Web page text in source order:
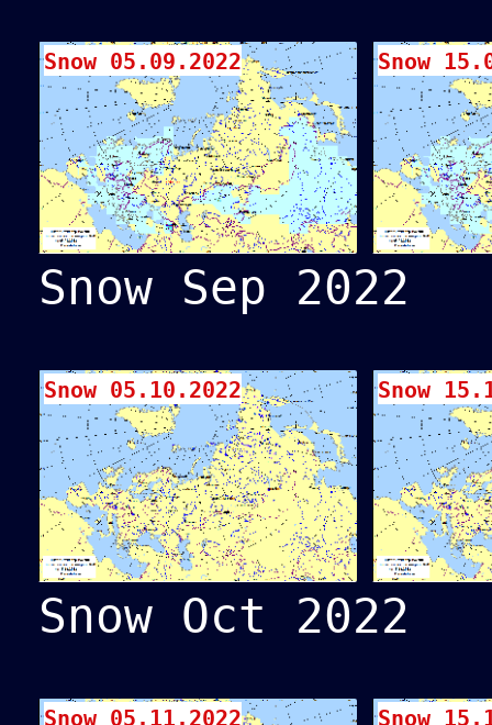
Snow 05.09.2022 Snow
Snow Sep 2022
Snow 05.10.2022 Snow
Snow Oct 2022
Snow 05.11.2022 Snow